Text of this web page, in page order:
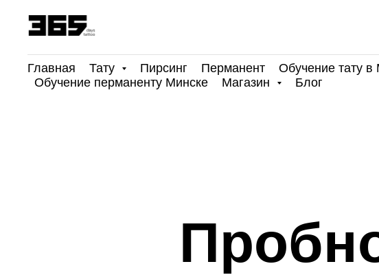
Главная Тату Пирсинг Перманент Обучение тату в
Обучение перманенту Минске
Магазин Блог